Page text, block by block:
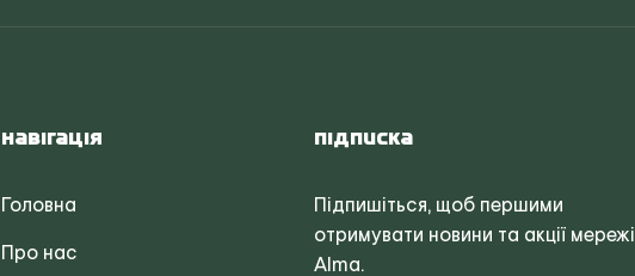
Навігація
Головна
Про нас
Підписка
Підпишіться, щоб першими
отримувати новини та акції мережі
Alma.